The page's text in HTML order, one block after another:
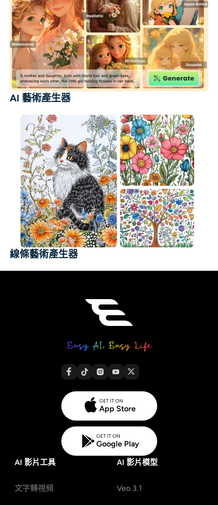
AI 藝術產生器
線條藝術產生器
GET IT ON
App Store
GET IT ON
Google Play
AI 影片工具
文字轉視頻
AI 影片模型
Veo 3.1